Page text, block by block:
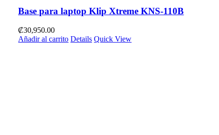
Base para laptop Klip Xtreme KNS-110B
₡30,950.00
Añadir al carrito Details Quick View